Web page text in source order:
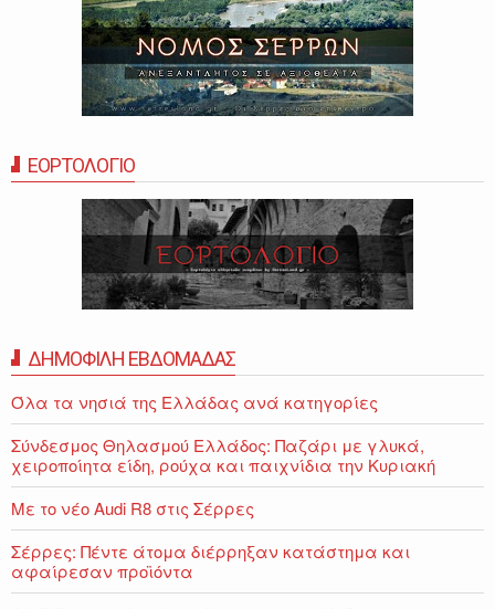
ΕΟΡΤΟΛΟΓΙΟ
ΔΗΜΟΦΙΛΗ ΕΒΔΟΜΑΔΑΣ
Όλα τα νησιά της Ελλάδας ανά κατηγορίες
Σύνδεσμος Θηλασμού Ελλάδος: Παζάρι με γλυκά,
χειροποίητα είδη, ρούχα και παιχνίδια την Κυριακή
Με το νέο Audi R8 στις Σέρρες
Σέρρες: Πέντε άτομα διέρρηξαν κατάστημα και
αφαίρεσαν προϊόντα